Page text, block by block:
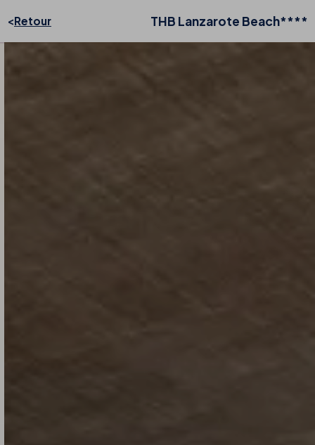
Retour THB Lanzarote Beach****